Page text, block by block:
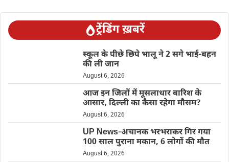
ट्रेंडिंग ख़बरें
स्कूल के पीछे छिपे भालू ने 2 सगे भाई-बहन
की ली जान
August 6, 2026
आज इन जिलों में मूसलाधार बारिश के
आसार, दिल्ली का कैसा रहेगा मौसम?
August 6, 2026
UP News-अचानक भरभराकर गिर गया
100 साल पुराना मकान, 6 लोगों की मौत
August 6, 2026